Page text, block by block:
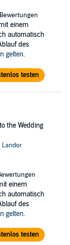
einem
automatisch
des
gelten.
testen
the Wedding
Landor
einem
automatisch
des
gelten.
testen